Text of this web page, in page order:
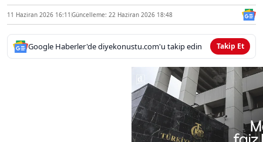
11 Haziran 2026 16:11 Güncelleme: 22 Haziran 2026 18:48
Google Haberler'de diyekonustu.com'u takip edin Takip Et